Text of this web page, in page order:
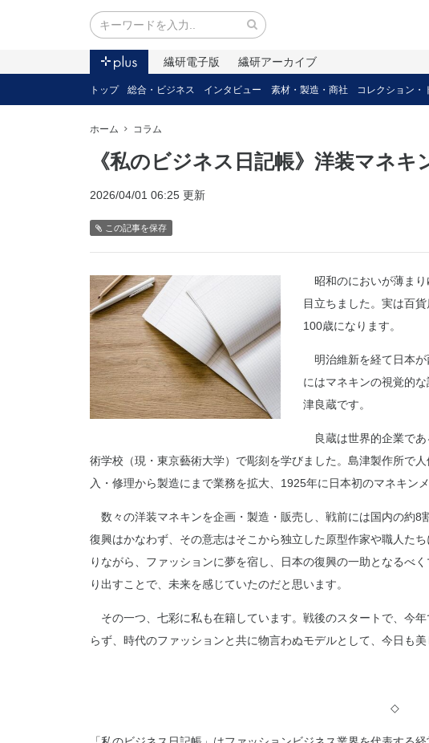
繊研電子版 繊研アーカイブ
トップ 総合・ビジネス インタビュー 素材・製造・商社 コレクション・
ホーム コラム
《私のビジネス日記帳》洋装マネ
2026/04/01 06:25 更新
この記事を保存
昭和のにおいが薄まり
目立ちました。実は百
100歳になります。
明治維新を経て日本が
にはマネキンの視覚的
津良蔵です。
良蔵は世界的企業であ
術学校（現・東京藝術大学）で彫刻を学びました。島津製作所で
入・修理から製造にまで業務を拡大、1925年に日本初のマネキン
数々の洋装マネキンを企画・製造・販売し、戦前には国内の約8
復興はかなわず、その意志はそこから独立した原型作家や職人た
りながら、ファッションに夢を宿し、日本の復興の一助となるべ
り出すことで、未来を感じていたのだと思います。
その一つ、七彩に私も在籍しています。戦後のスタートで、今
らず、時代のファッションと共に物言わぬモデルとして、今日も美
◇